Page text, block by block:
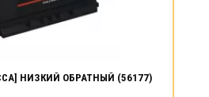
НИЗКИЙ ОБРАТНЫЙ (56177)